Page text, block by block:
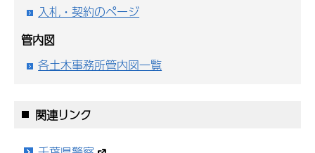
入札・契約のページ
管内図
各土木事務所管内図一覧
関連リンク